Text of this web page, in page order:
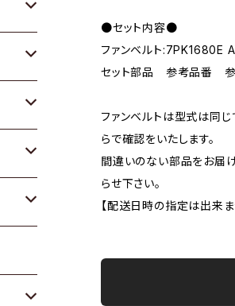
●セット内容●
ファンベルト:7PK1680E
セット部品 参考品番 参
ファンベルトは型式は同
らで確認をいたします。
間違いのない部品をお届
らせ下さい。
【配送日時の指定は出来ま